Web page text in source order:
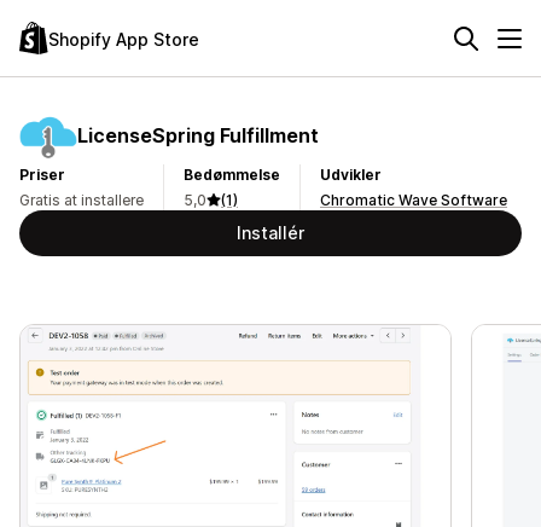
Shopify App Store
LicenseSpring Fulfillment
Priser
Gratis at installere
Bedømmelse
5,0
(1)
Udvikler
Chromatic Wave Software
Installér